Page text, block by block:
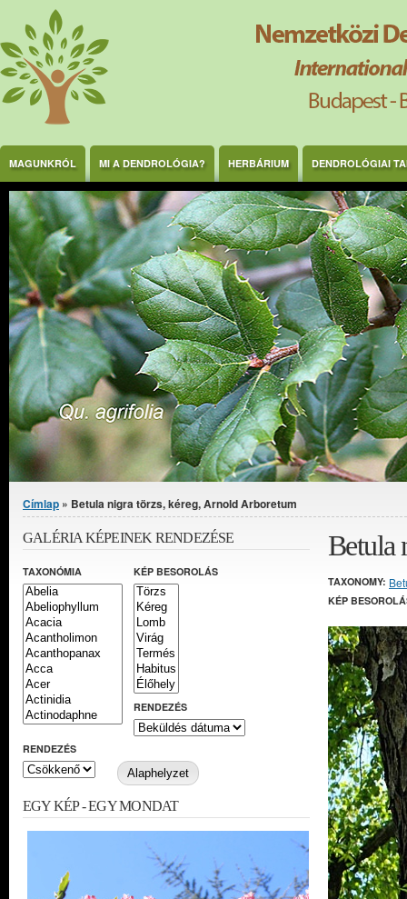
Ugrás a tartalomra
MAGUNKRÓL MI A DENDROLÓGIA? HERBÁRIUM DENDROLÓGIAI
Jelenlegi hely
Címlap » Betula nigra törzs, kéreg, Arnold Arboretum
Betula
TAXONOMY:
KÉP
GALÉRIA KÉPEINEK RENDEZÉSE
TAXONÓMIA KÉP BESOROLÁS
RENDEZÉS
RENDEZÉS
EGY KÉP - EGY MONDAT